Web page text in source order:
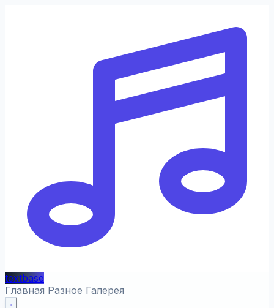
textbase
Главная Разное Галерея